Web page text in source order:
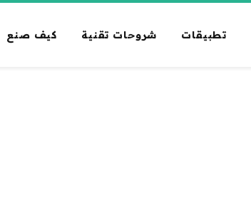
تطبيقات شروحات تقنية كيف صنع